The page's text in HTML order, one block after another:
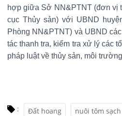
hợp giữa Sở NN&PTNT (đơn vị
cục Thủy sản) với UBND
Phòng NN&PTNT) và UBND
tác thanh tra, kiểm tra xử lý các
pháp luật về thủy sản, môi
: Đất hoang nuôi tôm sạch